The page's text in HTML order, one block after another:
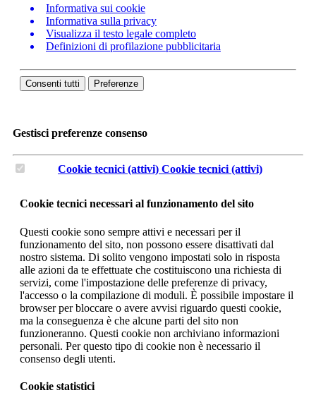
Informativa sui cookie
Informativa sulla privacy
Visualizza il testo legale completo
Definizioni di profilazione pubblicitaria
Consenti tutti Preferenze
Gestisci preferenze consenso
Cookie tecnici (attivi) Cookie tecnici (attivi)
Cookie tecnici necessari al funzionamento del sito
Questi cookie sono sempre attivi e necessari per il
funzionamento del sito, non possono essere disattivati dal
nostro sistema. Di solito vengono impostati solo in risposta
alle azioni da te effettuate che costituiscono una richiesta di
servizi, come l'impostazione delle preferenze di privacy,
l'accesso o la compilazione di moduli. È possibile impostare il
browser per bloccare o avere avvisi riguardo questi cookie,
ma la conseguenza è che alcune parti del sito non
funzioneranno. Questi cookie non archiviano informazioni
personali. Per questo tipo di cookie non è necessario il
consenso degli utenti.
Cookie statistici